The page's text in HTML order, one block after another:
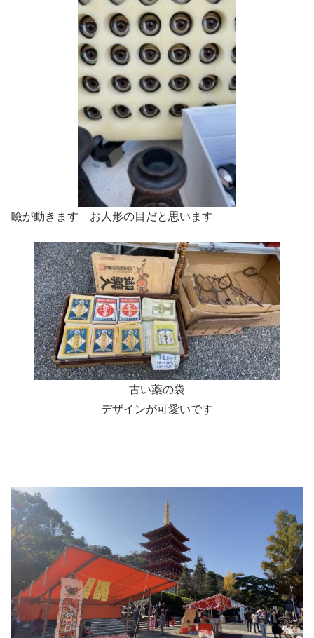
瞼が動きます お人形の目だと思います
古い薬の袋
デザインが可愛いです